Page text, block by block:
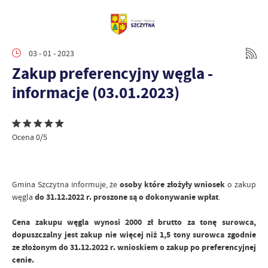
03 - 01 - 2023
Zakup preferencyjny węgla -
informacje (03.01.2023)
Ocena 0/5
Gmina Szczytna informuje, żeosoby które złożyły wniosek o zakup
węgla do 31.12.2022 r. proszone są o dokonywanie wpłat.
Cena zakupu węgla wynosi 2000 zł brutto za tonę surowca,
dopuszczalny jest zakup nie więcej niż 1,5 tony surowca zgodnie
ze złożonym do 31.12.2022 r. wnioskiem o zakup po preferencyjnej
cenie.